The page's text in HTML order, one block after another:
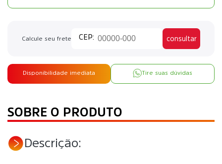
Calcule seu frete consultar
Disponibilidade imediata Tire suas dúvidas
SOBRE O PRODUTO
Descrição: